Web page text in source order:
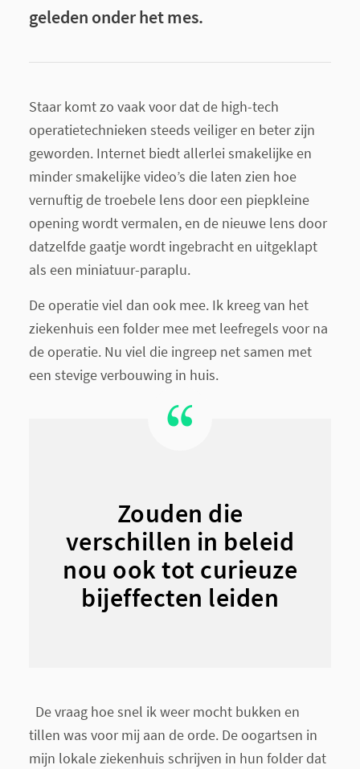
geleden onder het mes.
Staar komt zo vaak voor dat de high-tech
operatietechnieken steeds veiliger en beter zijn
geworden. Internet biedt allerlei smakelijke en
minder smakelijke video’s die laten zien hoe
vernuftig de troebele lens door een piepkleine
opening wordt vermalen, en de nieuwe lens door
datzelfde gaatje wordt ingebracht en uitgeklapt
als een miniatuur-paraplu.
De operatie viel dan ook mee. Ik kreeg van het
ziekenhuis een folder mee met leefregels voor na
de operatie. Nu viel die ingreep net samen met
een stevige verbouwing in huis.
Zouden die
verschillen in beleid
nou ook tot curieuze
bijeffecten leiden
De vraag hoe snel ik weer mocht bukken en
tillen was voor mij aan de orde. De oogartsen in
mijn lokale ziekenhuis schrijven in hun folder dat